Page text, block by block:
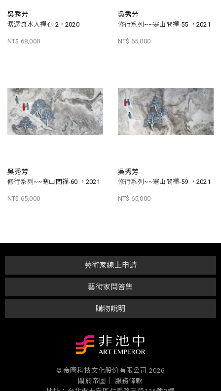
吳秀芳
潺潺流水入禪心-2，2020
NT$ 68,000
吳秀芳
修行系列~~寒山問禪-55 ，2021
NT$ 65,000
吳秀芳
修行系列~~寒山問禪-60 ，2021
NT$ 65,000
吳秀芳
修行系列~~寒山問禪-59 ，2021
NT$ 65,000
購物說明
藝術家問答集
藝術家線上申請
© 帝圖科技文化股份有限公司 2026
關於帝圖｜
服務條款